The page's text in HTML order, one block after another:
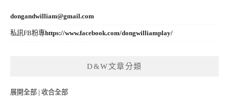
dongandwilliam@gmail.com
私訊FB粉專https://www.facebook.com/dongwilliamplay/
D&W文章分類
展開全部 | 收合全部